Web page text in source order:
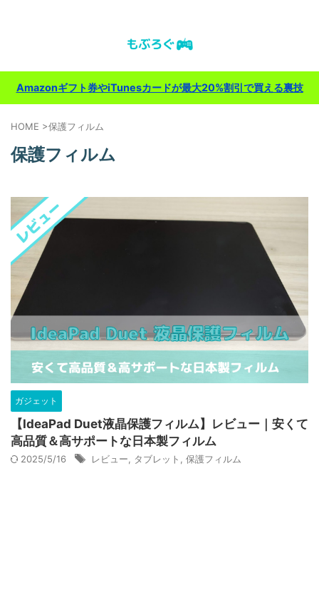
Amazonギフト券やiTunesカードが最大20%割引で買える裏技
HOME >保護フィルム
保護フィルム
ガジェット
【‎IdeaPad Duet液晶保護フィルム】レビュー｜安くて
高品質＆高サポートな日本製フィルム
2025/5/16 レビュー, タブレット , 保護フィルム